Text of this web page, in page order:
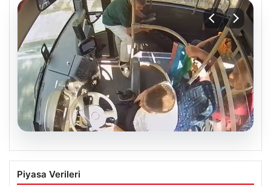
Trabzon’da Otobüste Fenalaşan
Yolcuya Şoförün Hızlı Müdahalesi
Piyasa Verileri